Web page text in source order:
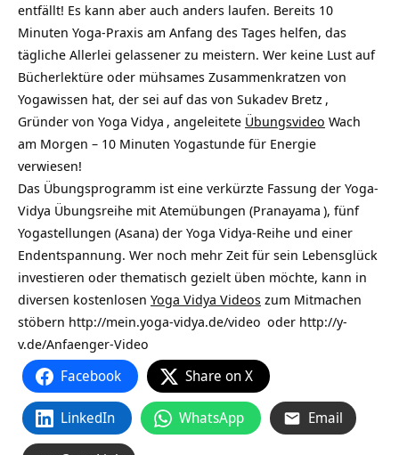
entfällt! Es kann aber auch anders laufen. Bereits 10
Minuten Yoga-Praxis am Anfang des Tages helfen, das
tägliche Allerlei gelassener zu meistern. Wer keine Lust auf
Bücherlektüre oder mühsames Zusammenkratzen von
Yogawissen hat, der sei auf das von Sukadev Bretz ,
Gründer von Yoga Vidya , angeleitete Übungsvideo Wach
am Morgen – 10 Minuten Yogastunde für Energie
verwiesen!
Das Übungsprogramm ist eine verkürzte Fassung der Yoga-
Vidya Übungsreihe mit Atemübungen (Pranayama ), fünf
Yogastellungen (Asana) der Yoga Vidya-Reihe und einer
Endentspannung. Wer noch mehr Zeit für sein Lebensglück
investieren oder thematisch gezielt üben möchte, kann in
diversen kostenlosen Yoga Vidya Videos zum Mitmachen
stöbern http://mein.yoga-vidya.de/video oder http://y-
v.de/Anfaenger-Video
Facebook Share on X
LinkedIn WhatsApp Email